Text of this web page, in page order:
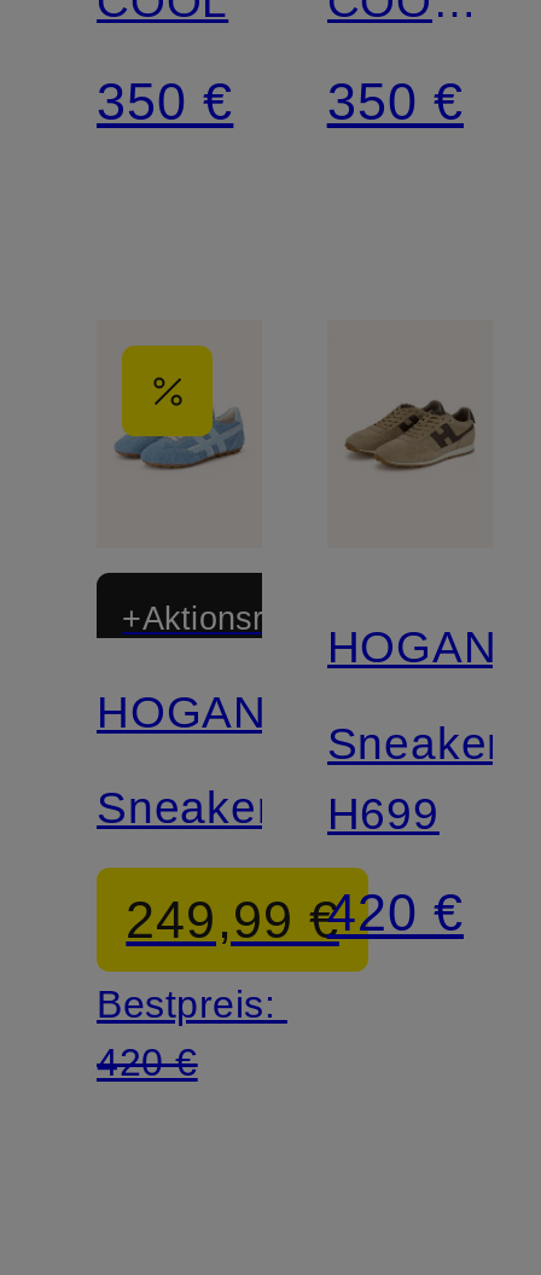
350 € 350 €
+Aktionsrabatt
HOGAN
Sneaker
249,99 €
Bestpreis:
420 €
HOGAN
Sneaker
H699
420 €